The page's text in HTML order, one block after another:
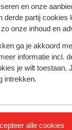
en onze
derde partij cookies
onze inhoud en
ga je akkoord
informatie incl.
je wilt toestaan.
intrekken.
alle cookies
door de